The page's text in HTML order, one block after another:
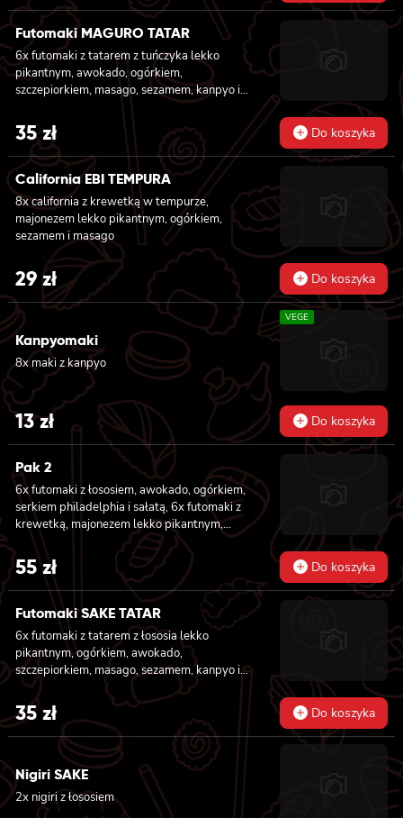
Futomaki MAGURO TATAR
6x futomaki z tatarem z tuńczyka lekko
pikantnym, awokado, ogórkiem,
szczepiorkiem, masago, sezamem, kanpyo i
35zł Do koszyka
California EBI TEMPURA
8x california z krewetką w tempurze,
majonezem lekko pikantnym, ogórkiem,
sezamem i masago
29zł Do koszyka
Kanpyomaki
8x maki z kanpyo
VEGE
13zł Do koszyka
Pak 2
6x futomaki z łososiem, awokado, ogórkiem,
serkiem philadelphia i sałatą, 6x futomaki z
krewetką, majonezem lekko pikantnym,
ogórkiem i sałatą
55zł Do koszyka
Futomaki SAKE TATAR
6x futomaki z tatarem z łososia lekko
pikantnym, ogórkiem, awokado,
szczepiorkiem, masago, sezamem, kanpyo i
sałatą
35zł Do koszyka
Nigiri SAKE
2x nigiri z łososiem